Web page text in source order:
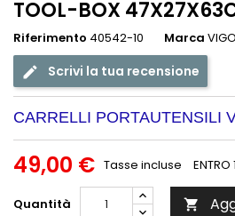
TOOL-BOX
Riferimento 40542-10 Marca
Scrivi la tua recensione
CARRELLI PORTAUTENSILI
49,00 € Tasse incluse ENTRO
Quantità 